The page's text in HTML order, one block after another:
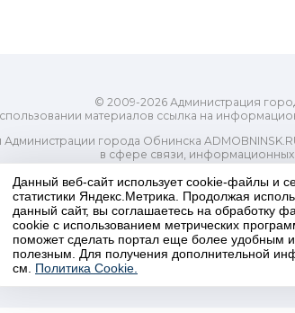
© 2009-2026 Администрация
материалов ссылка на
города Обнинска
в сфере связи, информационных
и массовых коммуникаций
Свидетельство о регистрации Эл
распорядительный орган)
Адрес электронной почты Редакции:
Телефон Редакции: +7 (484)
Настоящий ресурс содержит
Политика в отношении обработки
Данный веб-сайт использует cookie-файлы и
статистики Яндекс.Метрика. Продолжая
данный сайт, вы соглашаетесь на обработку
cookie с использованием метрических
поможет сделать портал еще более удобным и
полезным. Для получения дополнительной
см. Политика Cookie.